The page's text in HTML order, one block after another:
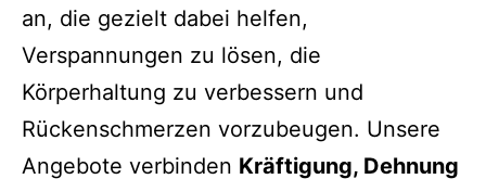
an, die gezielt dabei helfen,
Verspannungen zu lösen, die
Körperhaltung zu verbessern und
Rückenschmerzen vorzubeugen. Unsere
Angebote verbinden Kräftigung, Dehnung